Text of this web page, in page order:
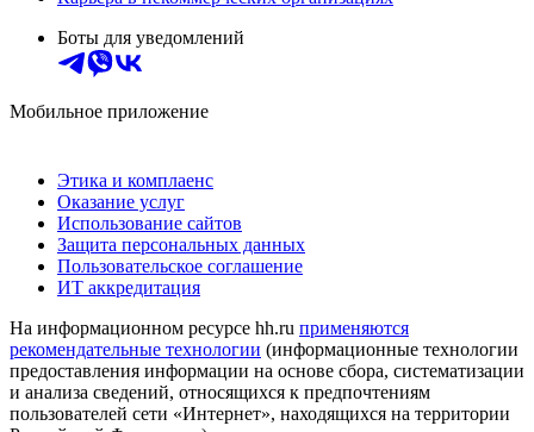
Боты для уведомлений
Мобильное приложение
Этика и комплаенс
Оказание услуг
Использование сайтов
Защита персональных данных
Пользовательское соглашение
ИТ аккредитация
На информационном ресурсе hh.ru применяются
рекомендательные технологии (информационные технологии
предоставления информации на основе сбора, систематизации
и анализа сведений, относящихся к предпочтениям
пользователей сети «Интернет», находящихся на территории